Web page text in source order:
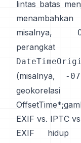
lintas batas
misalnya,
perangkat
(misalnya,
-
OffsetTime*;
EXIF vs. IPTC
EXIF hidup